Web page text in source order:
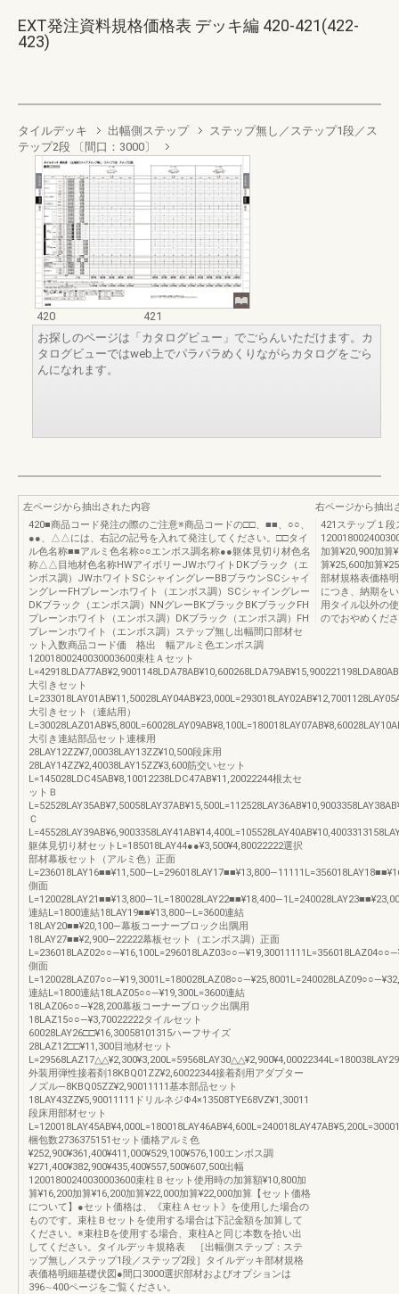
EXT発注資料規格価格表 デッキ編 420-421(422-
423)
タイルデッキ 出幅側ステップ
ステップ無し／ステップ1段／ス
テップ2段 〔間口：3000〕
420
421
お探しのページは「カタログビュー」でごらんいただけます。カ
タログビューではweb上でパラパラめくりながらカタログをごら
んになれます。
左ページから抽出された内容
420■商品コード発注の際のご注意※商品コードの□□、■■、○○、
●●、△△には、右記の記号を入れて発注してください。□□タイ
ル色名称■■アルミ色名称○○エンボス調名称●●躯体見切り材色名
称△△目地材色名称HWアイボリーJWホワイトDKブラック（エ
ンボス調）JWホワイトSCシャイングレーBBブラウンSCシャイ
ングレーFHプレーンホワイト（エンボス調）SCシャイングレー
DKブラック（エンボス調）NNグレーBKブラックBKブラックFH
プレーンホワイト（エンボス調）DKブラック（エンボス調）FH
プレーンホワイト（エンボス調）ステップ無し出幅間口部材セ
ット入数商品コード価 格出 幅アルミ色エンボス調
12001800240030003600束柱Ａセット
大引きセット
大引きセット（連結用）
大引き連結部品セット連棟用
28LAY12ZZ¥7,00038LAY13ZZ¥10,500段床用
28LAY14ZZ¥2,40038LAY15ZZ¥3,600筋交いセット
L=145028LDC45AB¥8,10012238LDC47AB¥11,20022244根太セ
ットＢ
Ｃ
躯体見切り材セットL=185018LAY44●●¥3,500¥4,80022222選択
部材幕板セット（アルミ色）正面
側面
連結L=1800連結18LAY19■■¥13,800―L=3600連結
18LAY20■■¥20,100―幕板コーナーブロック出隅用
18LAY27■■¥2,900―22222幕板セット（エンボス調）正面
側面
連結L=1800連結18LAZ05○○―¥19,300L=3600連結
18LAZ06○○―¥28,200幕板コーナーブロック出隅用
18LAZ15○○―¥3,70022222タイルセット
60028LAY26□□¥16,30058101315ハーフサイズ
28LAZ12□□¥11,300目地材セット
外装用弾性接着剤18KBQ01ZZ¥2,60022344接着剤用アダプター
ノズル―8KBQ05ZZ¥2,90011111基本部品セット
18LAY43ZZ¥5,90011111ドリルネジΦ4×13508TYE68VZ¥1,30011
段床用部材セット
梱包数2736375151セット価格アルミ色
¥252,900¥361,400¥411,000¥529,100¥576,100エンボス調
¥271,400¥382,900¥435,400¥557,500¥607,500出幅
12001800240030003600束柱Ｂセット使用時の加算額¥10,800加
算¥16,200加算¥16,200加算¥22,000加算¥22,000加算【セット価格
について】●セット価格は、《束柱Ａセット》を使用した場合の
ものです。束柱Ｂセットを使用する場合は下記金額を加算して
ください。※束柱Bを使用する場合、束柱Aと同じ本数を拾い出
してください。タイルデッキ規格表 ［出幅側ステップ：ステ
ップ無し／ステップ1段／ステップ2段］タイルデッキ部材規格
表価格明細基礎伏図●間口3000選択部材およびオプションは
396∼400ページをご覧ください。
右ページから抽出
421ステップ１
加算¥20,900加算
算¥25,600加算
部材規格表価格
につき、納期を
用タイル以外の
のでおやめくだ